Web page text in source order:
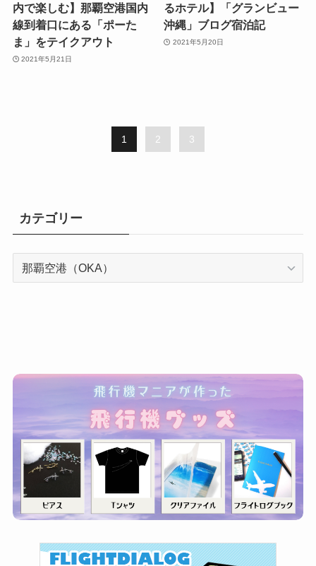
内で楽しむ】那覇空港国内
線到着口にある「ポーた
ま」をテイクアウト
2021年5月21日
るホテル】「グランビュー
沖縄」ブログ宿泊記
2021年5月20日
1 2 3
カテゴリー
カ